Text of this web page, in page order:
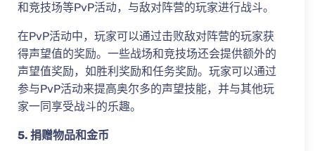
和竞技场等PvP活动，与敌对阵营的玩家进行战斗。
在PvP活动中，玩家可以通过击败敌对阵营的玩家获
得声望值的奖励。一些战场和竞技场还会提供额外的
声望值奖励，如胜利奖励和任务奖励。玩家可以通过
参与PvP活动来提高奥尔多的声望技能，并与其他玩
家一同享受战斗的乐趣。
5. 捐赠物品和金币